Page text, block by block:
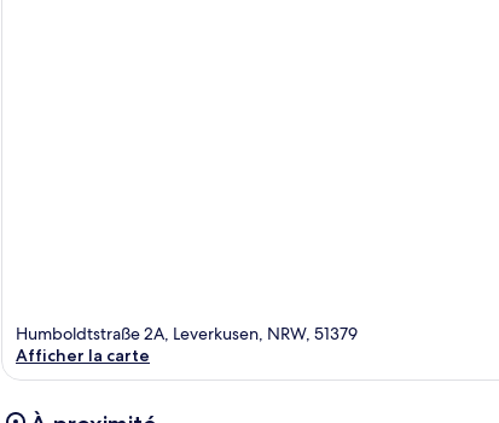
Humboldtstraße 2A, Leverkusen, NRW, 51379
Afficher la carte